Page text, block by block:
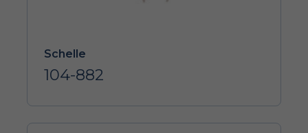
Schelle
104-882